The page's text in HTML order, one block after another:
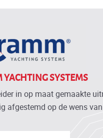
YACHTING SYSTEMS
in op maat gemaakte
afgestemd op de wens